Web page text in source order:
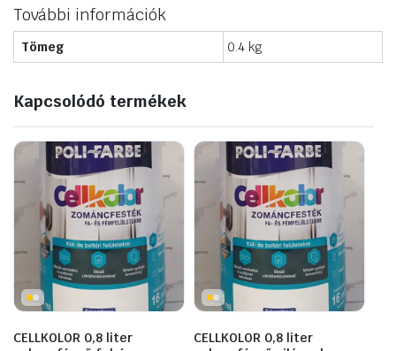
mennyiség
További információk
Tömeg 0.4 kg
Kapcsolódó termékek
CELLKOLOR 0,8 liter
CELLKOLOR 0,8 liter